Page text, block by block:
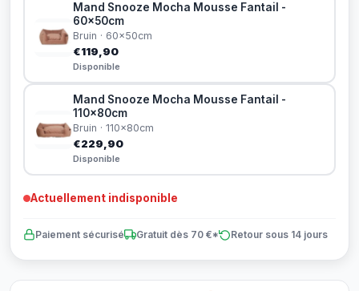
Mand Snooze Mocha Mousse Fantail -
60x50cm
Bruin · 60x50cm
€119,90
Disponible
Mand Snooze Mocha Mousse Fantail -
110x80cm
Bruin · 110x80cm
€229,90
Disponible
Actuellement indisponible
Paiement sécurisé Gratuit dès 70 €* Retour sous 14 jours